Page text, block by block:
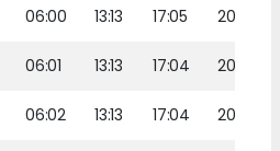
06:00 13:13 17:05 20:16
06:01 13:13 17:04 20:15
06:02 13:13 17:04 20:13